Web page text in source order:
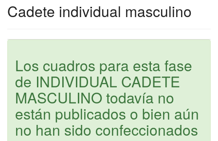
Cadete individual masculino
Los cuadros para esta fase
de INDIVIDUAL CADETE
MASCULINO todavía no
están publicados o bien aún
no han sido confeccionados